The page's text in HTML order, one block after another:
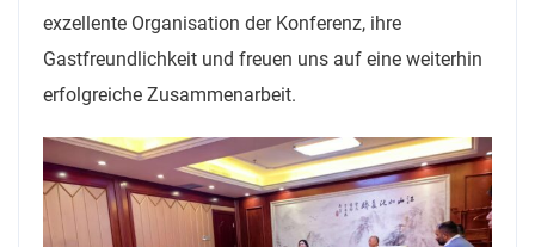
exzellente Organisation der Konferenz, ihre
Gastfreundlichkeit und freuen uns auf eine weiterhin
erfolgreiche Zusammenarbeit.